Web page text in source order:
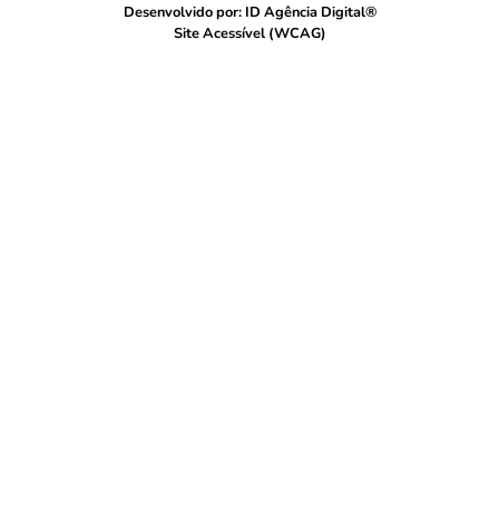
Desenvolvido por: ID Agência Digital®
Site Acessível (WCAG)